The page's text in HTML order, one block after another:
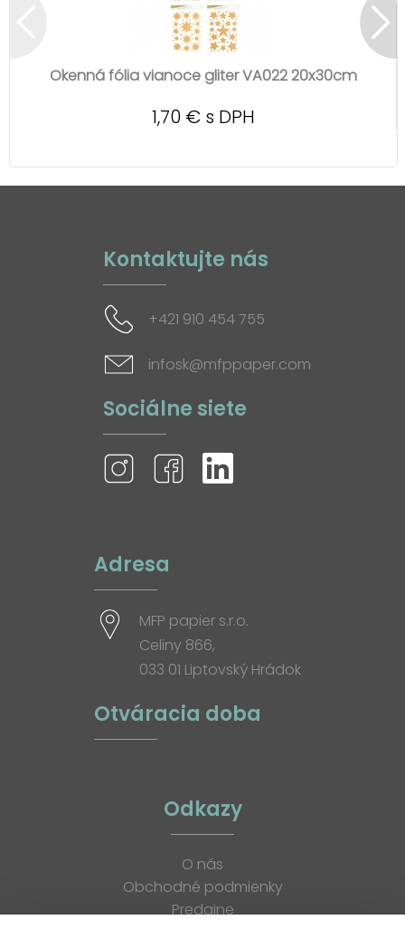
Okenná fólia vianoce gliter VA022 20x30cm
1,70 € s DPH
Kontaktujte nás
+421 910 454 755
infosk@mfppaper.com
Sociálne siete
Adresa
MFP papier s.r.o.
Celiny 866,
033 01 Liptovský Hrádok
Otváracia doba
Odkazy
O nás
Obchodné podmienky
Predajne